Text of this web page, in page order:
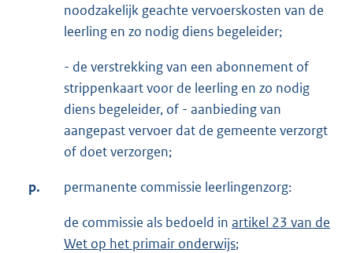
noodzakelijk geachte vervoerskosten van de
leerling en zo nodig diens begeleider;
- de verstrekking van een abonnement of
strippenkaart voor de leerling en zo nodig
diens begeleider, of - aanbieding van
aangepast vervoer dat de gemeente verzorgt
of doet verzorgen;
p. permanente commissie leerlingenzorg:
de commissie als bedoeld in artikel 23 van de
Wet op het primair onderwijs;